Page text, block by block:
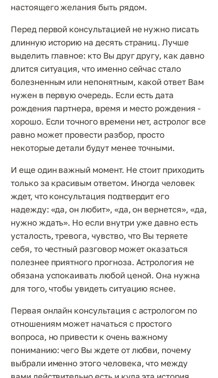
настоящего желания быть рядом.
Перед первой консультацией не нужно писать
длинную историю на десять страниц. Лучше
выделить главное: кто Вы друг другу, как давно
длится ситуация, что именно сейчас стало
болезненным или непонятным, какой ответ Вам
нужен в первую очередь. Если есть дата
рождения партнера, время и место рождения -
хорошо. Если точного времени нет, астролог все
равно может провести разбор, просто
некоторые детали будут менее точными.
И еще один важный момент. Не стоит приходить
только за красивым ответом. Иногда человек
ждет, что консультация подтвердит его
надежду: «да, он любит», «да, он вернется», «да,
нужно ждать». Но если внутри уже давно есть
усталость, тревога, чувство, что Вы теряете
себя, то честный разговор может оказаться
полезнее приятного прогноза. Астрология не
обязана успокаивать любой ценой. Она нужна
для того, чтобы увидеть ситуацию яснее.
Первая онлайн консультация с астрологом по
отношениям может начаться с простого
вопроса, но привести к очень важному
пониманию: чего Вы ждете от любви, почему
выбрали именно этого человека, что между